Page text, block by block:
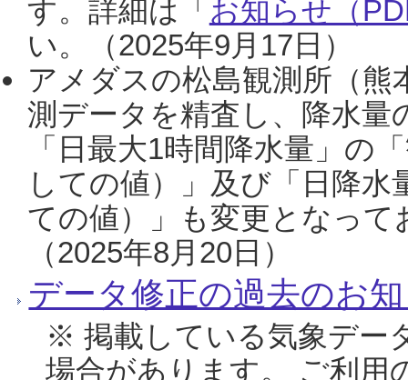
す。詳細は「 お知らせ（
い。（2025年9月17日）
アメダスの松島観測所（熊
測データを精査し、降水
「日最大1時間降水量」の
しての値）」及び「日降
ての値）」も変更となっ
（2025年8月20日）
データ修正の過去のお
※ 掲載している気象デー
場合があります。 ご利用